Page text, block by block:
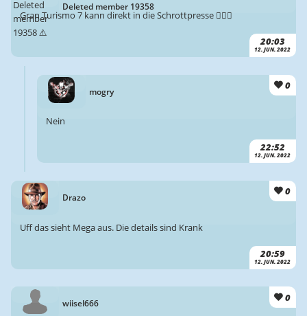
Deleted member 19358
20:03
12. JUN. 2022
Gran Turismo 7 kann direkt in die Schrottpresse 🤷🏻‍♂️
mogry
0
22:52
12. JUN. 2022
Nein
Drazo
0
20:59
12. JUN. 2022
Uff das sieht Mega aus. Die details sind Krank
wiisel666 0